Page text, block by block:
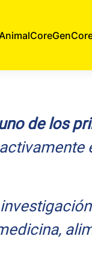
AnimalCore
de los